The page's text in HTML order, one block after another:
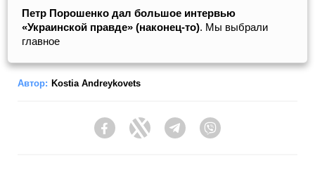
Петр Порошенко дал большое интервью
«Украинской правде» (наконец-то). Мы выбрали
главное
Автор: Kostia Andreykovets
FacebookTwitter Telegram